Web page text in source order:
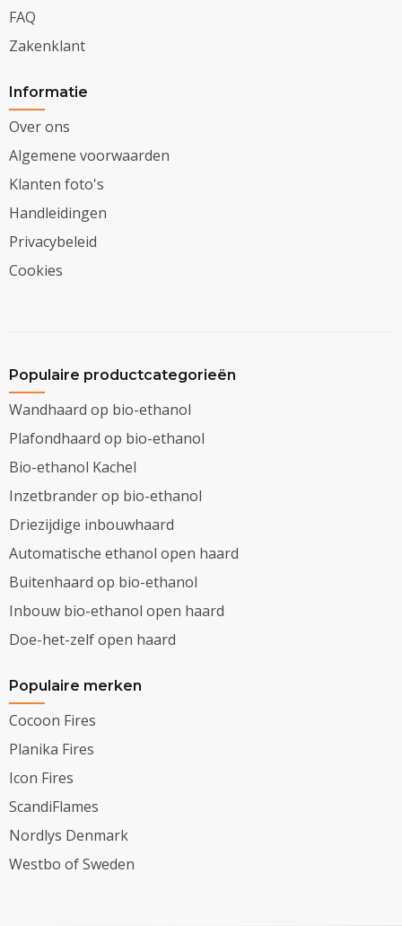
FAQ
Zakenklant
Informatie
Over ons
Algemene voorwaarden
Klanten foto's
Handleidingen
Privacybeleid
Cookies
Populaire productcategorieën
Wandhaard op bio-ethanol
Plafondhaard op bio-ethanol
Bio-ethanol Kachel
Inzetbrander op bio-ethanol
Driezijdige inbouwhaard
Automatische ethanol open haard
Buitenhaard op bio-ethanol
Inbouw bio-ethanol open haard
Doe-het-zelf open haard
Populaire merken
Cocoon Fires
Planika Fires
Icon Fires
ScandiFlames
Nordlys Denmark
Westbo of Sweden